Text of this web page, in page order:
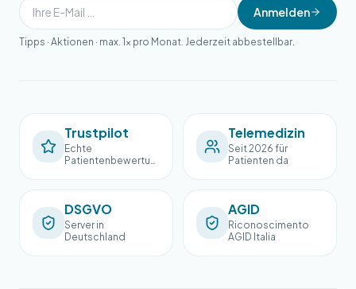
Anmelden
Tipps · Aktionen · max. 1× pro Monat. Jederzeit abbestellbar.
Trustpilot
Echte
Patientenbewertun
Telemedizin
Seit 2026 für
Patienten da
DSGVO
Server in
Deutschland
AGID
Riconoscimento
AGID Italia